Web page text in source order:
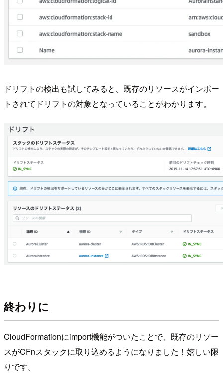
ドリフトの検出も試してみると、既存のリソースがインポー
トされてドリフトの対象となっていることがわかります。
終わりに
CloudFormationにimport機能がついたことで、既存のリソー
スがCFnスタックに取り込めるようになりました！嬉しい限
りです。